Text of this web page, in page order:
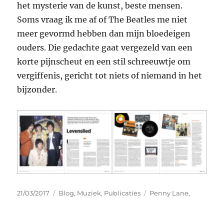
het mysterie van de kunst, beste mensen.
Soms vraag ik me af of The Beatles me niet
meer gevormd hebben dan mijn bloedeigen
ouders. Die gedachte gaat vergezeld van een
korte pijnscheut en een stil schreeuwtje om
vergiffenis, gericht tot niets of niemand in het
bijzonder.
Geplaatst
21/03/2017 Categorieën
Blog, Muziek, Publicaties Tags
Penny Lane,